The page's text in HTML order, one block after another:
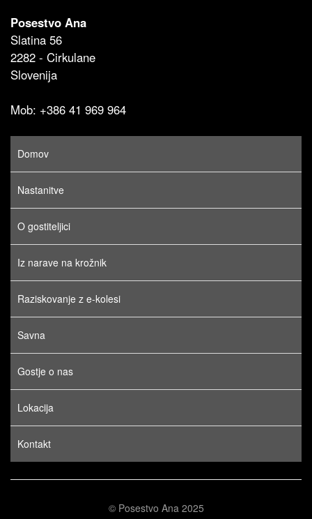
Posestvo Ana
Slatina 56
2282 - Cirkulane
Slovenija
Mob: +386 41 969 964
Domov
Nastanitve
O gostiteljici
Iz narave na krožnik
Raziskovanje z e-kolesi
Savna
Gostje o nas
Lokacija
Kontakt
© Posestvo Ana 2025